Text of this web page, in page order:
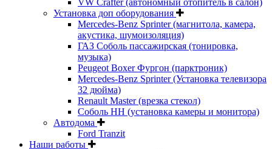
Установка доп оборудования
Mercedes-Benz Sprinter (магнитола, камера,
акустика, шумоизоляция)
ГАЗ Соболь пассажирская (тонировка,
музыка)
Peugeot Boxer Фургон (парктроник)
Mercedes-Benz Sprinter (Установка телевизора
32 дюйма)
Renault Master (врезка стекол)
Соболь НН (установка камеры и монитора)
Автодома
Ford Tranzit
Наши работы